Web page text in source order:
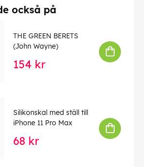
också på
THE GREEN BERETS
(John Wayne)
154 kr
Silikonskal med ställ till
iPhone 11 Pro Max
68 kr